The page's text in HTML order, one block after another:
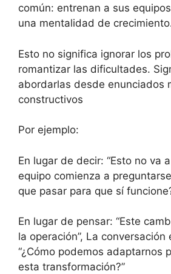
común: entrenan a sus
una mentalidad de
Esto no significa ignorar los
romantizar las dificultades.
abordarlas desde enunciados
constructivos
Por ejemplo:
En lugar de decir: “Esto no va
equipo comienza a
que pasar para que sí
En lugar de pensar: “Este
la operación”, La conversación
“¿Cómo podemos adaptarnos
esta transformación?”